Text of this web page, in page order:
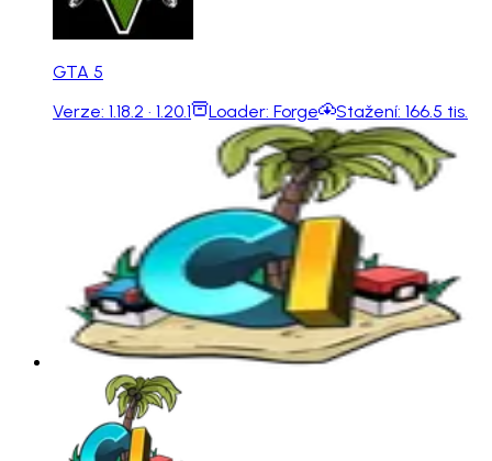
GTA 5
Verze: 1.18.2 · 1.20.1 Loader: Forge Stažení: 166.5 tis.